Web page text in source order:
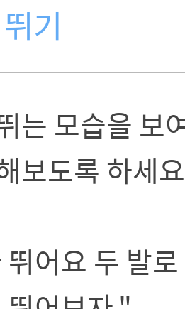
기
는 모습을 보
보도록 하세
어요 두 발